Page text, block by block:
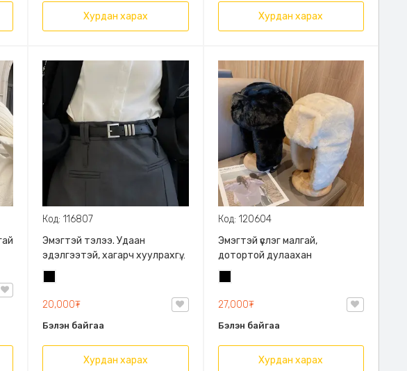
Хурдан харах Хурдан харах
Код: 116807
Эмэгтэй тэлээ. Удаан
эдэлгээтэй, хагарч хуулрахгүй,
төмөр сайтай, загварлаг.
Сайжруулсан PU арьс,
105*2.3см.
20,000₮
Бэлэн байгаа
Хурдан харах
Код: 120604
Эмэгтэй үслэг малгай,
дотортой дулаахан
27,000₮
Бэлэн байгаа
Хурдан харах